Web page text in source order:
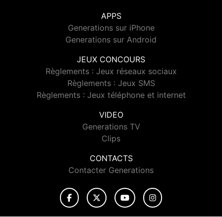
APPS
Generations sur iPhone
Generations sur Android
JEUX CONCOURS
Règlements : Jeux réseaux sociaux
Règlements : Jeux SMS
Règlements : Jeux téléphone et internet
VIDEO
Generations TV
Clips
CONTACTS
Contacter Generations